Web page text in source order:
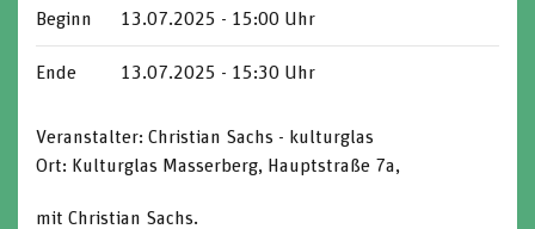
Beginn 13.07.2025 - 15:00 Uhr
Ende 13.07.2025 - 15:30 Uhr
Veranstalter: Christian Sachs - kulturglas
Ort: Kulturglas Masserberg, Hauptstraße 7a,
mit Christian Sachs.